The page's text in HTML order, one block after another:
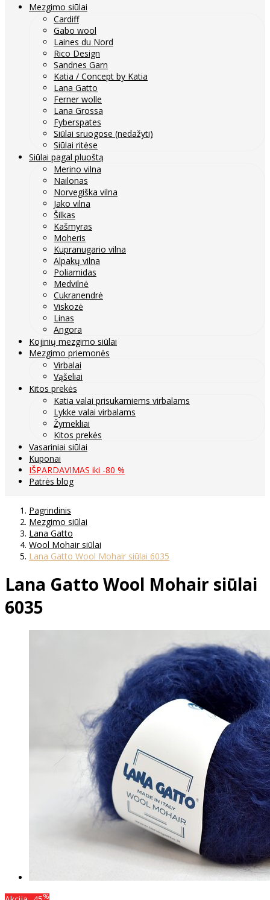
Mezgimo siūlai
Cardiff
Gabo wool
Laines du Nord
Rico Design
Sandnes Garn
Katia / Concept by Katia
Lana Gatto
Ferner wolle
Lana Grossa
Fyberspates
Siūlai sruogose (nedažyti)
Siūlai ritėse
Siūlai pagal pluoštą
Merino vilna
Nailonas
Norvegiška vilna
Jako vilna
Šilkas
Kašmyras
Moheris
Kupranugario vilna
Alpakų vilna
Poliamidas
Medvilnė
Cukranendrė
Viskozė
Linas
Angora
Kojinių mezgimo siūlai
Mezgimo priemonės
Virbalai
Vąšeliai
Kitos prekės
Katia valai prisukamiems virbalams
Lykke valai virbalams
Žymekliai
Kitos prekės
Vasariniai siūlai
Kuponai
IŠPARDAVIMAS iki -80 %
Patrės blog
Pagrindinis
Mezgimo siūlai
Lana Gatto
Wool Mohair siūlai
Lana Gatto Wool Mohair siūlai 6035
Lana Gatto Wool Mohair siūlai
6035
%